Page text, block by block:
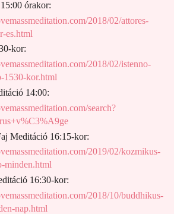
órakor:
2018/02/attores-
es.html
kor:
2018/02/istenno-
1530-kor.html
14:00:
search?
Meditáció 16:15-kor:
2019/02/kozmikus-
minden.html
16:30-kor:
2018/10/buddhikus-
nap.html